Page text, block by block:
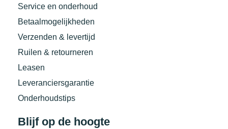
Service en onderhoud
Betaalmogelijkheden
Verzenden & levertijd
Ruilen & retourneren
Leasen
Leveranciersgarantie
Onderhoudstips
Blijf op de hoogte